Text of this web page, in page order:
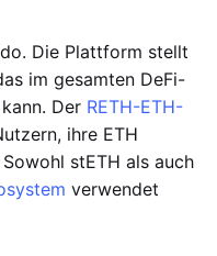
Die Plattform stellt
im gesamten DeFi-
Der RETH-ETH-
ihre ETH
stETH als auch
verwendet